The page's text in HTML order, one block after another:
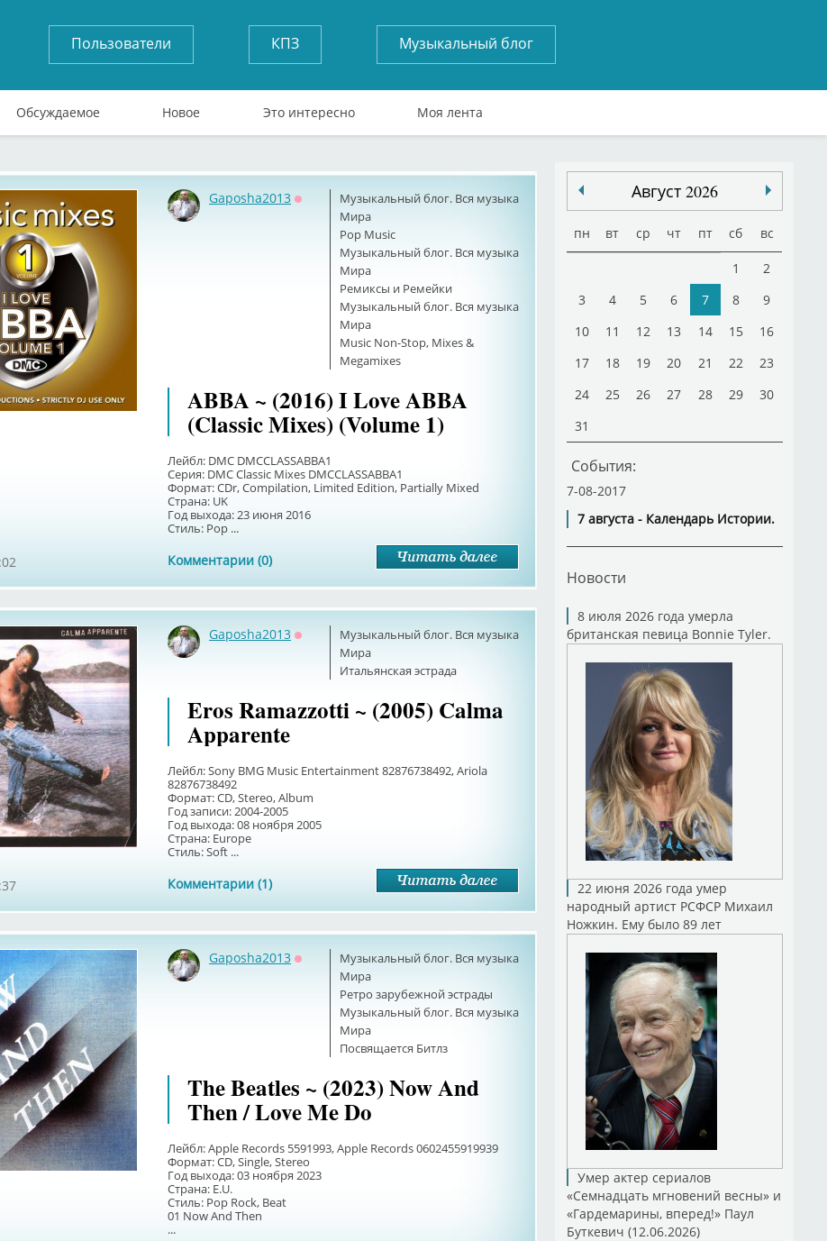
Пользователи КПЗ Музыкальный блог
Обсуждаемое Новое Это интересно Моя лента
Музыкальный блог. Вся музыка
Мира
Pop Music
Музыкальный блог. Вся музыка
Мира
Ремиксы и Ремейки
Музыкальный блог. Вся музыка
Мира
Music Non-Stop, Mixes &
Megamixes
Gaposha2013
Оффлайн
ABBA ~ (2016) I Love ABBA
(Classic Mixes) (Volume 1)
Лейбл: DMC DMCCLASSABBA1
Серия: DMC Classic Mixes DMCCLASSABBA1
Формат: CDr, Compilation, Limited Edition, Partially Mixed
Страна: UK
Год выхода: 23 июня 2016
Стиль: Pop ...
Комментарии (0)
Музыкальный блог. Вся музыка
Мира
Итальянская эстрада
Gaposha2013
Оффлайн
Eros Ramazzotti ~ (2005) Calma
Apparente
Лейбл: Sony BMG Music Entertainment 82876738492, Ariola
82876738492
Формат: CD, Stereo, Album
Год записи: 2004-2005
Год выхода: 08 ноября 2005
Страна: Europe
Стиль: Soft ...
Комментарии (1)
Музыкальный блог. Вся музыка
Мира
Ретро зарубежной эстрады
Музыкальный блог. Вся музыка
Мира
Посвящается Битлз
Gaposha2013
Оффлайн
The Beatles ~ (2023) Now And
Then / Love Me Do
Лейбл: Apple Records 5591993, Apple Records 0602455919939
Формат: CD, Single, Stereo
Год выхода: 03 ноября 2023
Страна: E.U.
Стиль: Pop Rock, Beat
01 Now And Then
...
Август 2026
пн вт ср чт пт сб вс
1
2
3
4 5 6 7 8
9
10
11 12 13 14 15
16
17
18 19 20 21 22
23
24
25 26 27 28 29
30
31
События:
7-08-2017
7 августа - Календарь Истории.
Новости
8 июля 2026 года умерла
британская певица Bonnie Tyler.
22 июня 2026 года умер
народный артист РСФСР Михаил
Ножкин. Ему было 89 лет
Умер актер сериалов
«Семнадцать мгновений весны» и
«Гардемарины, вперед!» Паул
Буткевич (12.06.2026)